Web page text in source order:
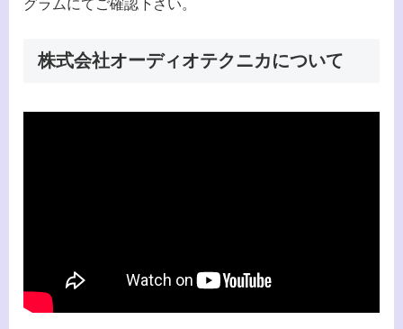
グラムにてご確認下さい。
株式会社オーディオテクニカについて